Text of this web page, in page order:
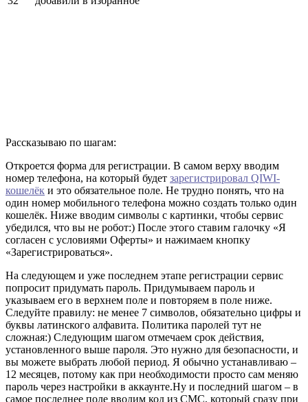
Рассказываю по шагам:
Откроется форма для регистрации. В самом верху вводим
номер телефона, на который будет зарегистрировал QIWI-
кошелёк и это обязательное поле. Не трудно понять, что на
один номер мобильного телефона можно создать только один
кошелёк. Ниже вводим символы с картинки, чтобы сервис
убедился, что вы не робот:) После этого ставим галочку «Я
согласен с условиями Оферты» и нажимаем кнопку
«Зарегистрироваться».
На следующем и уже последнем этапе регистрации сервис
попросит придумать пароль. Придумываем пароль и
указываем его в верхнем поле и повторяем в поле ниже.
Следуйте правилу: не менее 7 символов, обязательно цифры и
буквы латинского алфавита. Политика паролей тут не
сложная:) Следующим шагом отмечаем срок действия,
установленного выше пароля. Это нужно для безопасности, и
вы можете выбрать любой период. Я обычно устанавливаю –
12 месяцев, потому как при необходимости просто сам меняю
пароль через настройки в аккаунте.Ну и последний шагом – в
самое последнее поле вводим код из СМС, который сразу при